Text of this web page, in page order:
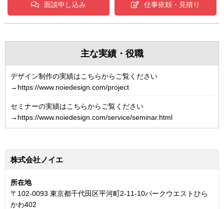
面談申し込み 仕事依頼・見積り
主な実績・役職
デザイン制作の実績はこちらからご覧ください
→https://www.noiedesign.com/project
セミナーの実績はこちらからご覧ください
→https://www.noiedesign.com/service/seminar.html
株式会社ノイエ
所在地
〒102-0093 東京都千代田区平河町2-11-10パークウエストひら
かわ402